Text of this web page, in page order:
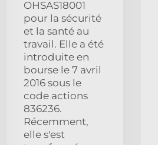
OHSAS18001
pour la sécurité
et la santé au
travail. Elle a été
introduite en
bourse le 7 avril
2016 sous le
code actions
836236.
Récemment,
elle s'est